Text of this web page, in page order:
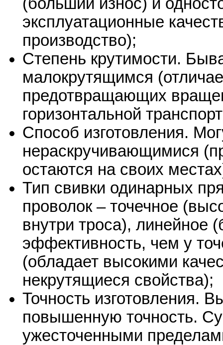
эксплуатационные
производство);
Степень крутимости.
малокрутящимся
предотвращающих
горизонтальной
Способ изготовления.
нераскручивающимися
остаются на своих
Тип свивки одинарных
проволок – точечное
внутри троса), линейное
эффективность, чем у
(обладает высокими
некрутящиеся свойства);
Точность изготовления.
повышенную точность.
ужесточенными